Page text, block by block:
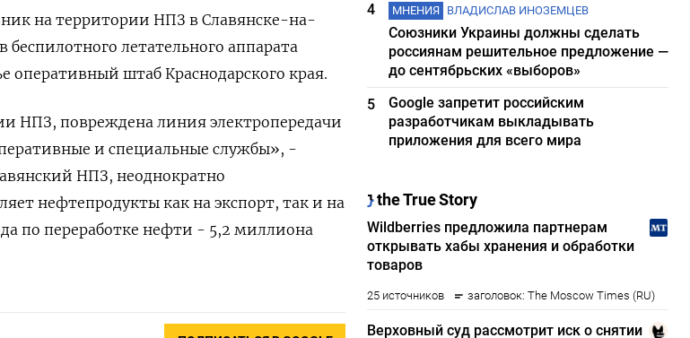
на ‌территории НПЗ в Славянске-на-
летательного аппарата
оперативный штаб Краснодарского края.
НПЗ, ​повреждена линия электропередачи
и ​специальные ​службы», -
НПЗ, неоднократно
нефтепродукты как на экспорт, так ​и ⁠на
по ‌переработке нефти - 5,2 ​миллиона
4
МНЕНИЯ ВЛАДИСЛАВ ИНОЗЕМЦЕВ
Союзники Украины должны сделать
россиянам решительное предложение —
до сентябрьских «выборов»
5
Google запретит российским
разработчикам выкладывать
приложения для всего мира